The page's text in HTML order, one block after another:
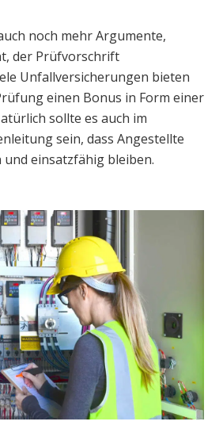
noch mehr Argumente,
der Prüfvorschrift
Unfallversicherungen bieten
einen Bonus in Form einer
sollte es auch im
sein, dass Angestellte
einsatzfähig bleiben.